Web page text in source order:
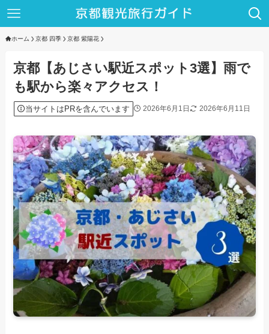
ホーム 京都 四季 京都 紫陽花
京都【あじさい駅近スポット3選】雨で
も駅から楽々アクセス！
当サイトはPRを含んでいます 2026年6月1日 2026年6月11日